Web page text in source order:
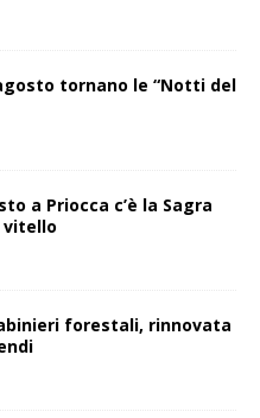
tornano le “Notti del
a Priocca c’è la Sagra
vitello
forestali, rinnovata